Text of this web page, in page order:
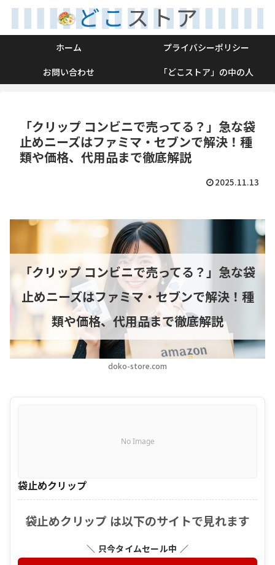
ホーム
プライバシーポリシー
お問い合わせ
「どこストア」の中の人
「クリップ コンビニで売ってる？」急な袋
止めニーズはファミマ・セブンで解決！種
類や価格、代用品まで徹底解説
2025.11.13
doko-store.com
「クリップ コンビニで売ってる？」急な袋
止めニーズはファミマ・セブンで解決！種
類や価格、代用品まで徹底解説
No Image
袋止めクリップ
袋止めクリップ は以下のサイトで見れます
＼ 只今タイムセール中 ／